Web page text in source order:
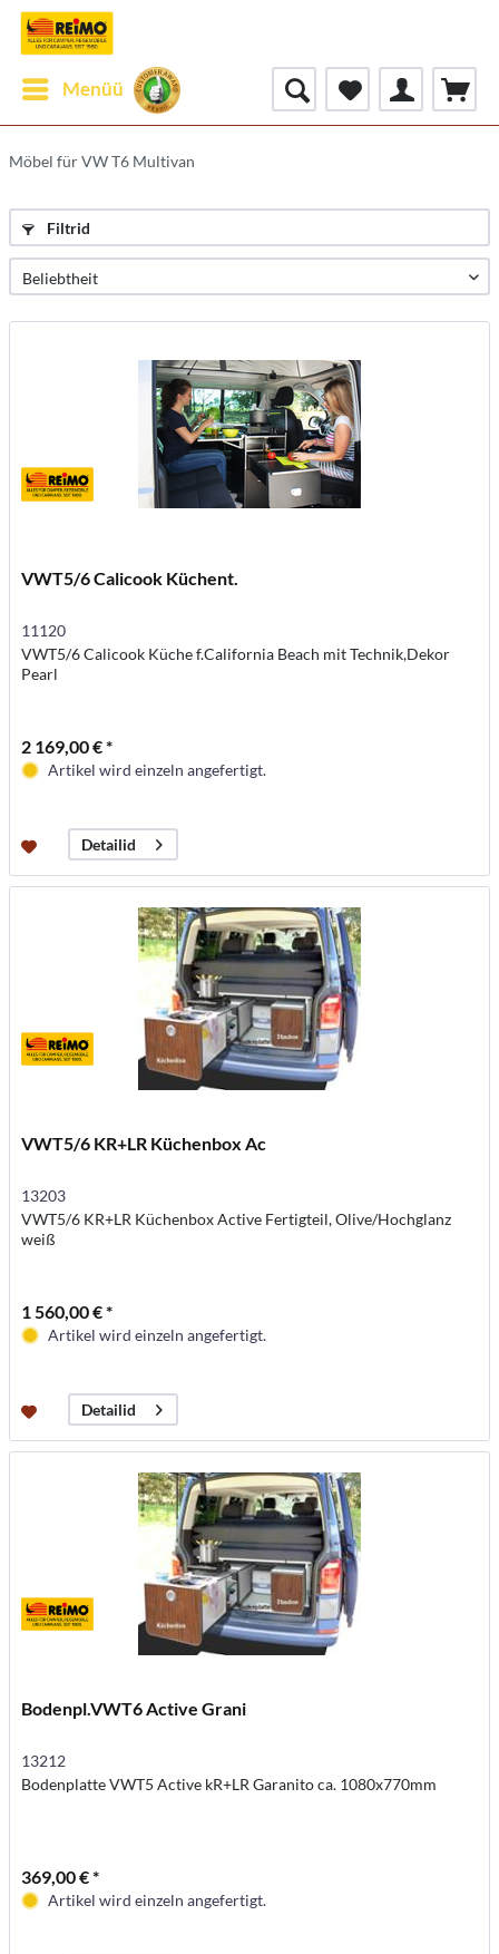
Menüü
Möbel für VW T6 Multivan
Filtrid
VWT5/6 Calicook Küchent.
11120
VWT5/6 Calicook Küche f.California Beach mit Technik,Dekor
Pearl
2 169,00 € *
Artikel wird einzeln angefertigt.
Detailid
VWT5/6 KR+LR Küchenbox Ac
13203
VWT5/6 KR+LR Küchenbox Active Fertigteil, Olive/Hochglanz
weiß
1 560,00 € *
Artikel wird einzeln angefertigt.
Detailid
Bodenpl.VWT6 Active Grani
13212
Bodenplatte VWT5 Active kR+LR Garanito ca. 1080x770mm
369,00 € *
Artikel wird einzeln angefertigt.